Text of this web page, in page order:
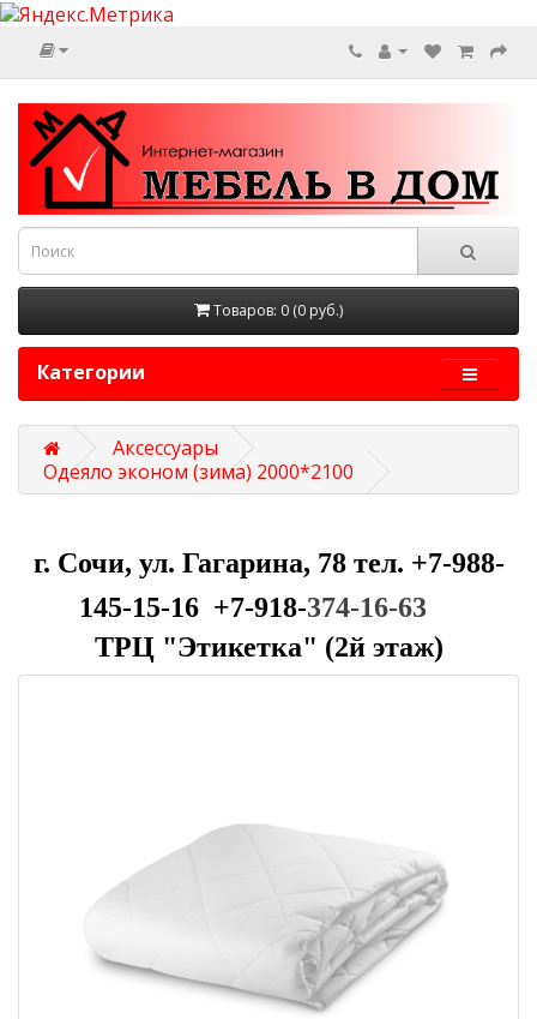
Товаров: 0 (0 руб.)
Категории
Аксессуары
Одеяло эконом (зима) 2000*2100
г. Сочи, ул. Гагарина, 78 тел. +7-988-
145-15-16 +7-918-374-16-63
ТРЦ "Этикетка" (2й этаж)